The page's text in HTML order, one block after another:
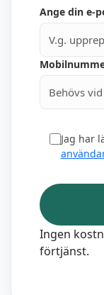
Ange din e-
Jag har
Ingen
förtjänst.